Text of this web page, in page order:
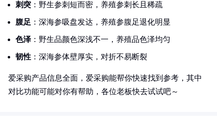
刺突 ：野生参刺短而密，养殖参刺长且稀疏
腹足 ：深海参吸盘发达，养殖参腹足退化明显
色泽：野生品颜色深浅不一，养殖品色泽均匀
韧性 ：深海参体壁厚实，对折不易断裂
爱采购产品信息全面，爱采购能帮你快速找到参考，其中
对比功能可能对你有帮助，各位老板快去试试吧～